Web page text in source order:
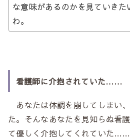
な意味があるのかを見ていきた
わ。
看護師に介抱されていた……
あなたは体調を崩してしまい
た。そんなあなたを見知らぬ看
て優しく介抱してくれていた……